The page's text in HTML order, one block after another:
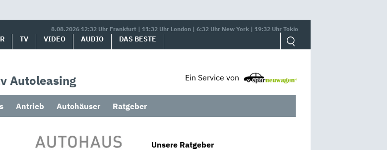
8.08.2026 12:32 Uhr Frankfurt | 11:32 Uhr London | 6:32 Uhr New York | 19:32 Uhr Tokio
TV VIDEO AUDIO DAS BESTE
Autoleasing Ein Service von
Antrieb Autohäuser Ratgeber
Unsere Ratgeber